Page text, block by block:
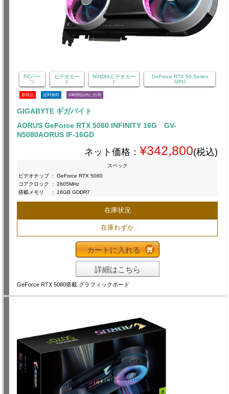
PCパー
ツ
ビデオカー
ド
NVIDIAビデオカー
ド
GeForce RTX 50 Series
GPU
新商品 送料無料 24時間以内に出荷
GIGABYTE ギガバイト
AORUS GeForce RTX 5080 INFINITY 16G GV-
N5080AORUS IF-16GD
ネット価格： ¥342,800(税込)
スペック
ビデオチップ :
GeForce RTX 5080
コアクロック
:
2805MHz
搭載メモリ
: 16GB GDDR7
在庫状況
在庫わずか
カートに入れる
詳細はこちら
GeForce RTX 5080搭載 グラフィックボード